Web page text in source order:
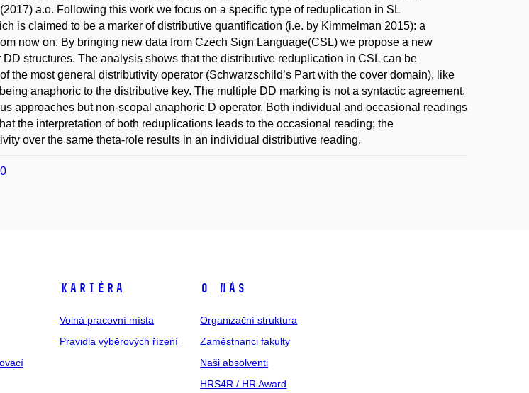
a.o. Following this work we focus on a specific type of reduplication in SL
is claimed to be a marker of distributive quantification (i.e. by Kimmelman 2015): a
now on. By bringing new data from Czech Sign Language(CSL) we propose a new
structures. The analysis shows that the distributive reduplication in CSL can be
the most general distributivity operator (Schwarzschild’s Part with the cover domain), like
anaphoric to the distributive key. The multiple DD marking is not a syntactic agreement,
approaches but non-scopal anaphoric D operator. Both individual and occasional readings
the interpretation of both reduplications leads to the occasional reading; the
over the same theta-role results in an individual distributive reading.
Kariéra
Volná pracovní místa
Pravidla výběrových řízení
O nás
Organizační struktura
Zaměstnanci fakulty
Naši absolventi
HRS4R / HR Award